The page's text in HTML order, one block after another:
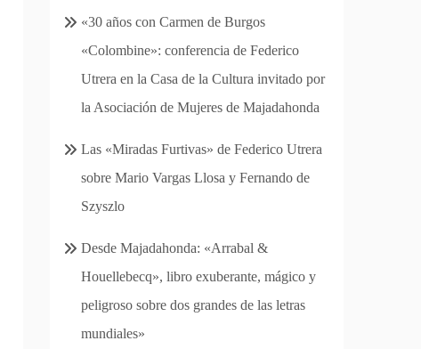
«30 años con Carmen de Burgos
«Colombine»: conferencia de Federico
Utrera en la Casa de la Cultura invitado por
la Asociación de Mujeres de Majadahonda
Las «Miradas Furtivas» de Federico Utrera
sobre Mario Vargas Llosa y Fernando de
Szyszlo
Desde Majadahonda: «Arrabal &
Houellebecq», libro exuberante, mágico y
peligroso sobre dos grandes de las letras
mundiales»